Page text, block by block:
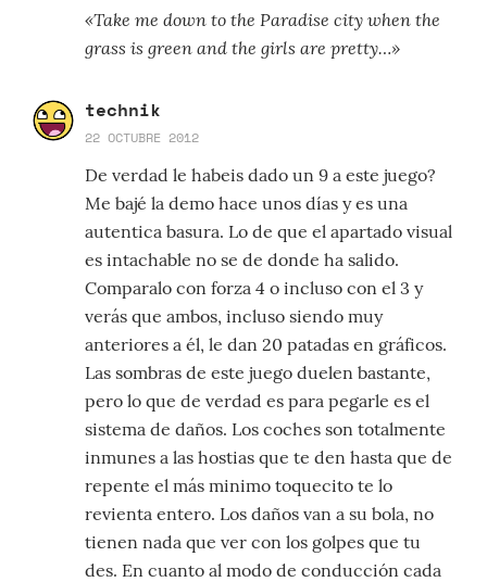
«Take me down to the Paradise city when the
grass is green and the girls are pretty…»
technik
22 OCTUBRE 2012
De verdad le habeis dado un 9 a este juego?
Me bajé la demo hace unos días y es una
autentica basura. Lo de que el apartado visual
es intachable no se de donde ha salido.
Comparalo con forza 4 o incluso con el 3 y
verás que ambos, incluso siendo muy
anteriores a él, le dan 20 patadas en gráficos.
Las sombras de este juego duelen bastante,
pero lo que de verdad es para pegarle es el
sistema de daños. Los coches son totalmente
inmunes a las hostias que te den hasta que de
repente el más minimo toquecito te lo
revienta entero. Los daños van a su bola, no
tienen nada que ver con los golpes que tu
des. En cuanto al modo de conducción cada